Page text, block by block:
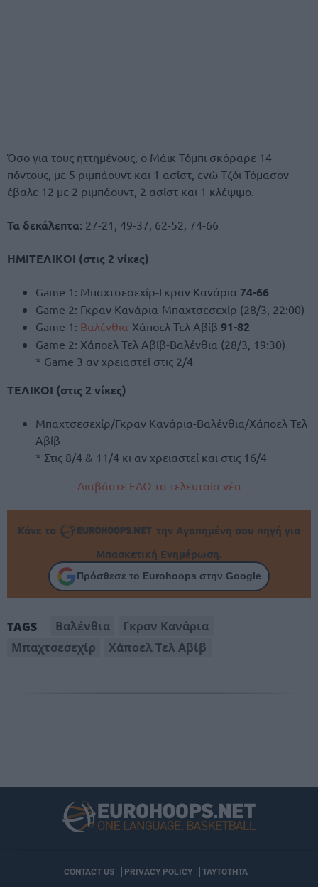
Όσο για τους ηττημένους, ο Μάικ Τόμπι σκόραρε 14
πόντους, με 5 ριμπάουντ και 1 ασίστ, ενώ Τζόι Τόμασον
έβαλε 12 με 2 ριμπάουντ, 2 ασίστ και 1 κλέψιμο.
Τα δεκάλεπτα: 27-21, 49-37, 62-52, 74-66
ΗΜΙΤΕΛΙΚOI (στις 2 νίκες)
Game 1: Μπαχτσεσεχίρ-Γκραν Κανάρια 74-66
Game 2: Γκραν Κανάρια-Μπαχτσεσεχίρ (28/3, 22:00)
Game 1: Βαλένθια-Χάποελ Τελ Αβίβ 91-82
Game 2: Χάποελ Τελ Αβίβ-Βαλένθια (28/3, 19:30)
* Game 3 αν χρειαστεί στις 2/4
ΤΕΛΙΚΟΙ (στις 2 νίκες)
Μπαχτσεσεχίρ/Γκραν Κανάρια-Βαλένθια/Χάποελ Τελ
Αβίβ
* Στις 8/4 & 11/4 κι αν χρειαστεί και στις 16/4
Διαβάστε ΕΔΩ τα τελευταία νέα
Κάνε το
την Αγαπημένη σου πηγή για
Μπασκετική Ενημέρωση.
Πρόσθεσε το Eurohoops στην Google
TAGS Βαλένθια
Γκραν Κανάρια
Μπαχτσεσεχίρ
Χάποελ Τελ Αβίβ
CONTACT US PRIVACY POLICY ΤΑΥΤΟΤΗΤΑ